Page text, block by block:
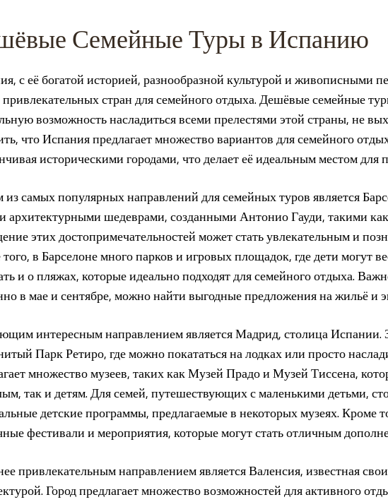
Семейные Туры в Испанию
с её богатой историей, разнообразной культурой и живописными
стран для семейного отдыха. Дешёвые семейные
возможность насладиться всеми прелестями этой страны, не
что Испания предлагает множество вариантов для семейного
историческими городами, что делает её идеальным местом для
самых популярных направлений для семейных туров является
архитектурными шедеврами, созданными Антонио Гауди, такими
этих достопримечательностей может стать увлекательным и
в Барселоне много парков и игровых площадок, где дети могут
и о пляжах, которые идеально подходят для семейного отдыха.
в мае и сентябре, можно найти выгодные предложения на жильё и
интересным направлением является Мадрид, столица Испании.
Парк Ретиро, где можно покататься на лодках или просто
множество музеев, таких как Музей Прадо и Музей Тиссена,
так и детям. Для семей, путешествующих с маленькими детьми,
детские программы, предлагаемые в некоторых музеях. Кроме
фестивали и мероприятия, которые могут стать отличным
привлекательным направлением является Валенсия, известная
Город предлагает множество возможностей для активного